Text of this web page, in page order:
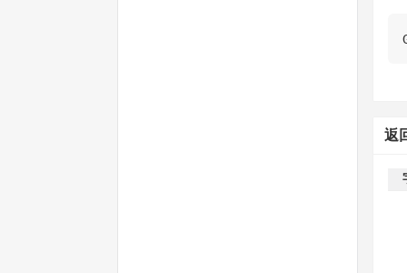
返